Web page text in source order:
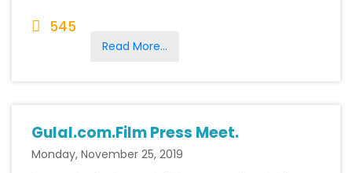
545
Read More...
Gulal.com.Film Press Meet.
Monday, November 25, 2019